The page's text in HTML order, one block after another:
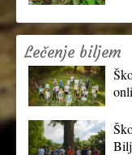
Lečenje biljem